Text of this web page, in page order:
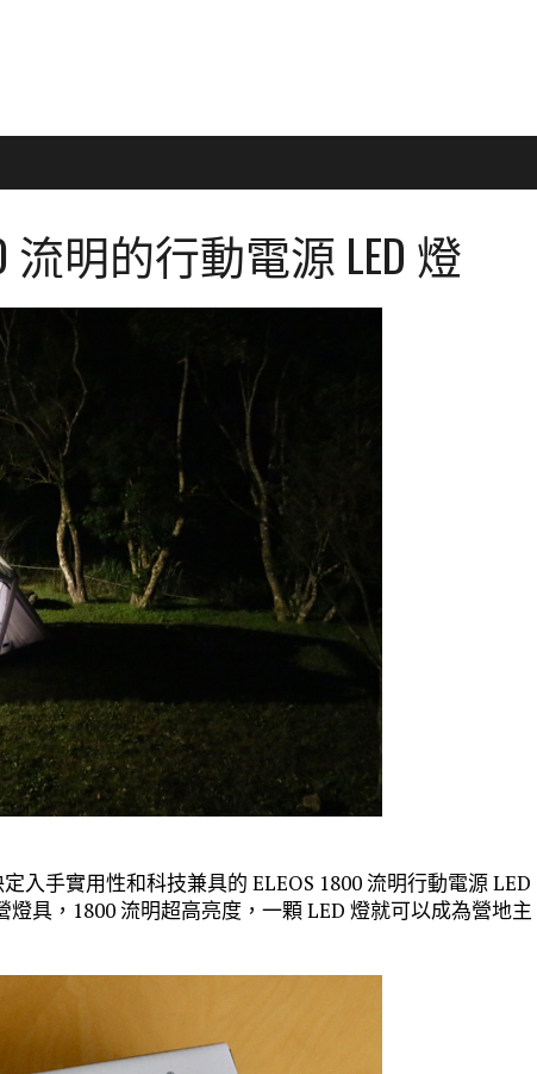
流明的行動電源 LED 燈
入手實用性和科技兼具的 ELEOS 1800 流明行動電源 LED
具，1800 流明超高亮度，一顆 LED 燈就可以成為營地主